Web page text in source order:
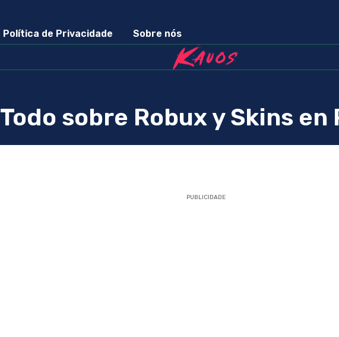
Política de Privacidade Sobre nós
Todo sobre Robux y Skins en
PUBLICIDADE